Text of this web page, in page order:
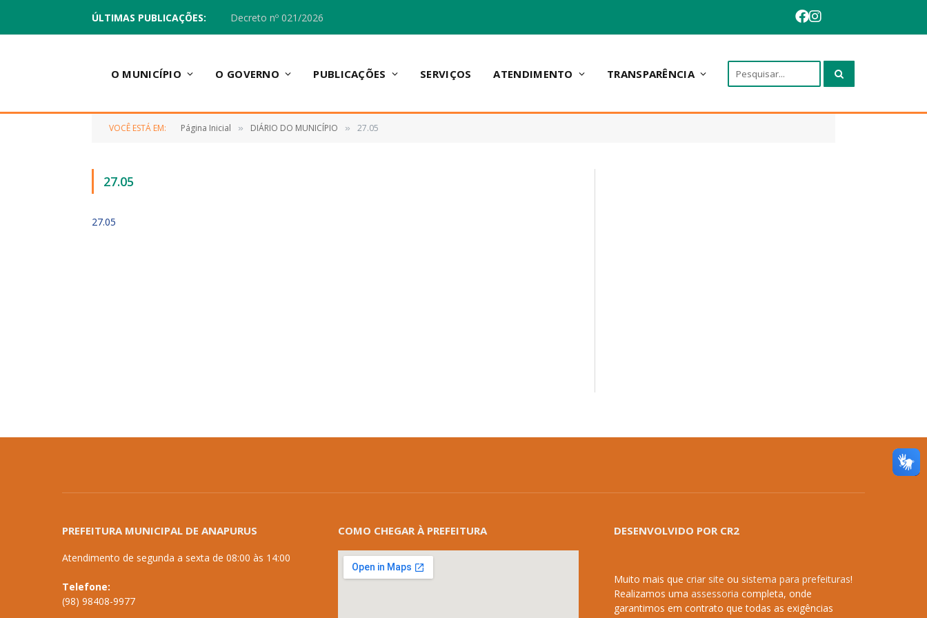
ÚLTIMAS PUBLICAÇÕES: Decreto nº 021/2026
O MUNICÍPIO O GOVERNO PUBLICAÇÕES SERVIÇOS ATENDIMENTO TRANSPARÊNCIA
VOCÊ ESTÁ EM: Página Inicial » DIÁRIO DO MUNICÍPIO » 27.05
27.05
27.05
PREFEITURA MUNICIPAL DE ANAPURUS
Atendimento de segunda a sexta de 08:00 às 14:00
Telefone:
(98) 98408-9977
COMO CHEGAR À PREFEITURA DESENVOLVIDO POR CR2
Muito mais que criar site ou sistema para prefeituras!
Realizamos uma assessoria completa, onde
garantimos em contrato que todas as exigências